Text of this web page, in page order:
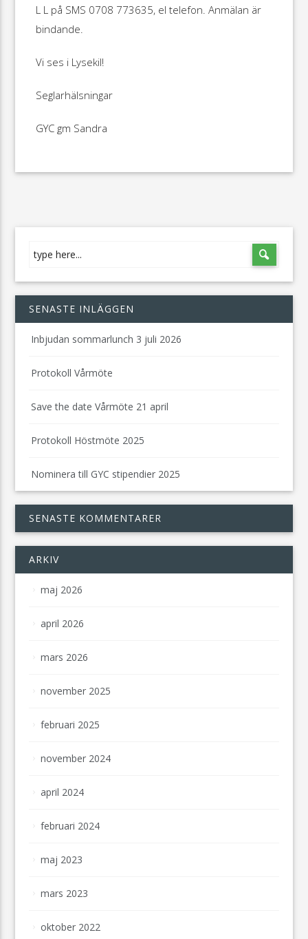
L L på SMS 0708 773635, el telefon. Anmälan är
bindande.
Vi ses i Lysekil!
Seglarhälsningar
GYC gm Sandra
SENASTE INLÄGGEN
Inbjudan sommarlunch 3 juli 2026
Protokoll Vårmöte
Save the date Vårmöte 21 april
Protokoll Höstmöte 2025
Nominera till GYC stipendier 2025
SENASTE KOMMENTARER
ARKIV
maj 2026
april 2026
mars 2026
november 2025
februari 2025
november 2024
april 2024
februari 2024
maj 2023
mars 2023
oktober 2022